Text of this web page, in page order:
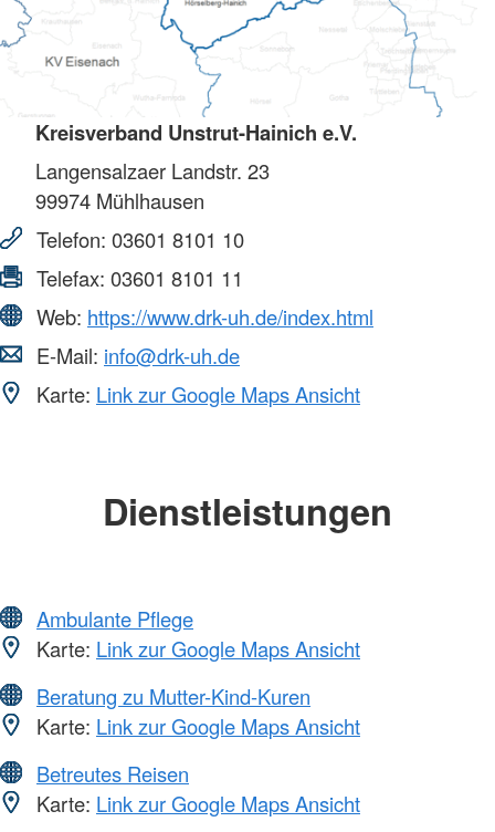
Kreisverband Unstrut-Hainich e.V.
Langensalzaer Landstr. 23
99974 Mühlhausen
Telefon: 03601 8101 10
Telefax: 03601 8101 11
Web: https://www.drk-uh.de/index.html
E-Mail: info@drk-uh.de
Karte: Link zur Google Maps Ansicht
Dienstleistungen
Ambulante Pflege
Karte: Link zur Google Maps Ansicht
Beratung zu Mutter-Kind-Kuren
Karte: Link zur Google Maps Ansicht
Betreutes Reisen
Karte: Link zur Google Maps Ansicht